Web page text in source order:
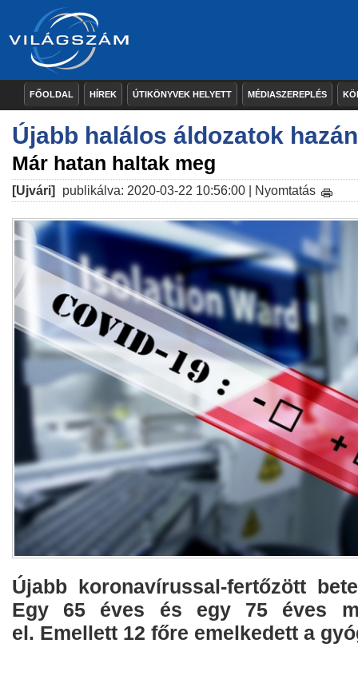
FŐOLDAL HÍREK ÚTIKÖNYVEK HELYETT MÉDIASZEREPLÉS
Újabb halálos áldozatok
Már hatan haltak meg
[Ujvári] publikálva: 2020-03-22 10:56:00 | Nyomtatás
Újabb koronavírussal-fertőzött
Egy 65 éves és egy 75 éves
el. Emellett 12 főre emelkedett a